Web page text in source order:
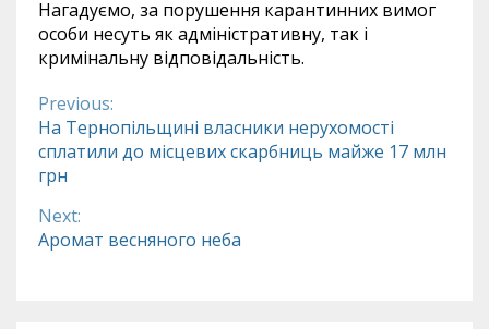
Нагадуємо, за порушення карантинних вимог
особи несуть як адміністративну, так і
кримінальну відповідальність.
Continue
Reading
Previous:
На Тернопільщині власники нерухомості
сплатили до місцевих скарбниць майже 17 млн
грн
Next:
Аромат весняного неба